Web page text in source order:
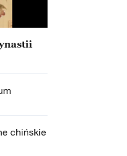
chińskie